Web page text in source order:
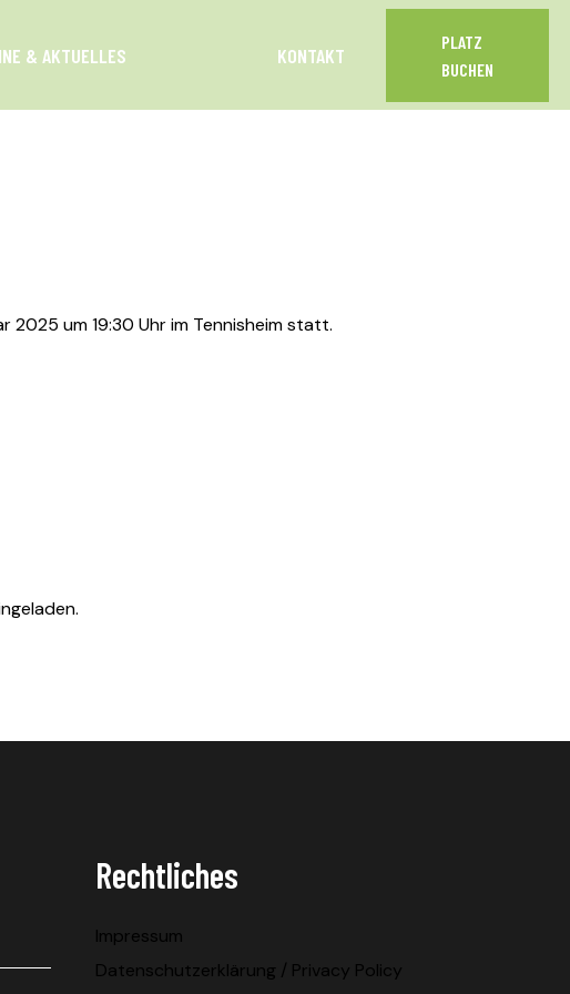
& AKTUELLES KONTAKT
PLATZ
BUCHEN
2025 um 19:30 Uhr im Tennisheim statt.
Rechtliches
Impressum
Datenschutzerklärung / Privacy Policy